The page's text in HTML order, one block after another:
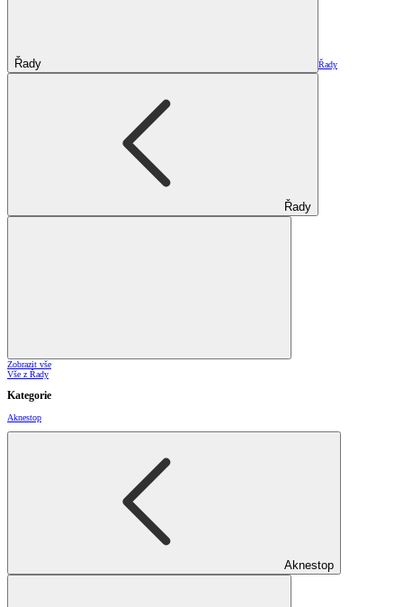
Řady Řady
Řady
Zobrazit vše
Vše z Řady
Kategorie
Aknestop
Aknestop